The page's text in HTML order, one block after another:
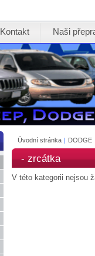
Kontakt Naši
Úvodní stránka | DODGE
- zrcátka
V této kategorii nejsou